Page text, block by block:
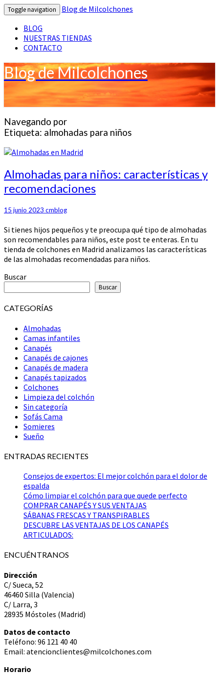
Toggle navigation
Blog de Milcolchones
BLOG
NUESTRAS TIENDAS
CONTACTO
Blog de Milcolchones
Navegando por
Etiqueta: almohadas para niños
Almohadas
para
niños:
y
Almohadas para niños: características y
recomendaciones
15 junio 2023 cmblog
Si tienes hijos pequeños y te preocupa qué tipo de almohadas
son recomendables para niños, este post te enteras. En tu
tienda de colchones en Madrid analizamos las características
de las almohadas recomendadas para niños.
Buscar
Buscar
CATEGORÍAS
Almohadas
Camas infantiles
Canapés
Canapés de cajones
Canapés de madera
Canapés tapizados
Colchones
Limpieza del colchón
Sin categoría
Sofás Cama
Somieres
Sueño
ENTRADAS RECIENTES
Consejos de expertos: El mejor colchón para el dolor de
espalda
Cómo limpiar el colchón para que quede perfecto
COMPRAR CANAPÉS Y SUS VENTAJAS
SÁBANAS FRESCAS Y TRANSPIRABLES
DESCUBRE LAS VENTAJAS DE LOS CANAPÉS
ARTICULADOS:
ENCUÉNTRANOS
Dirección
C/ Sueca, 52
46460 Silla (Valencia)
C/ Larra, 3
28935 Móstoles (Madrid)
Datos de contacto
Teléfono: 96 121 40 40
Email: atencionclientes@milcolchones.com
Horario